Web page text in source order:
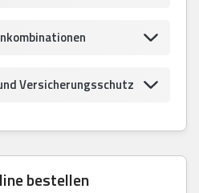
Versicherungsschutz
bestellen